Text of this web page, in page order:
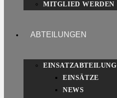
MITGLIED WERDEN
ABTEILUNGEN
EINSATZABTEILUNG
EINSÄTZE
NEWS